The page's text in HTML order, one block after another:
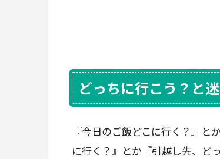
どっちに行こう？と
『今日のご飯どこに行く？』
に行く？』とか『引越し先、ど